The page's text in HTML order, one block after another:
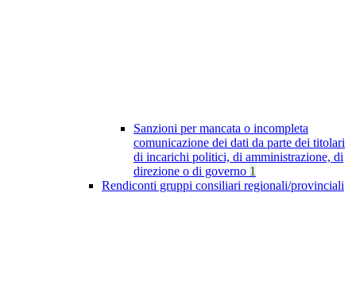
Sanzioni per mancata o incompleta
comunicazione dei dati da parte dei titolari
di incarichi politici, di amministrazione, di
direzione o di governo 1
Rendiconti gruppi consiliari regionali/provinciali